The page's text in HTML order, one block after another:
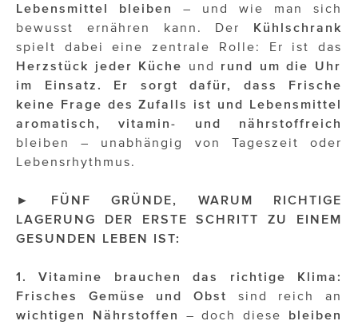
Upside Down Town Hotel – Neue Post
VieSFF – Vienna Spanish Film Festival
ÜBER UNS
PRESS CONTACT
Lebensmittel bleiben
– und wie man sich
bewusst ernähren kann. Der Kühlschrank
spielt dabei eine zentrale Rolle: Er ist das
Herzstück jeder Küche
und rund um die Uhr
im Einsatz.
Er sorgt dafür, dass Frische
keine Frage des Zufalls ist und Lebensmittel
aromatisch, vitamin- und nährstoffreich
bleiben – unabhängig von Tageszeit oder
Lebensrhythmus.
► FÜNF GRÜNDE, WARUM RICHTIGE
LAGERUNG DER ERSTE SCHRITT ZU EINEM
GESUNDEN LEBEN IST:
1. Vitamine brauchen das richtige Klima:
Frisches Gemüse und Obst
sind reich an
wichtigen Nährstoffen
– doch diese bleiben